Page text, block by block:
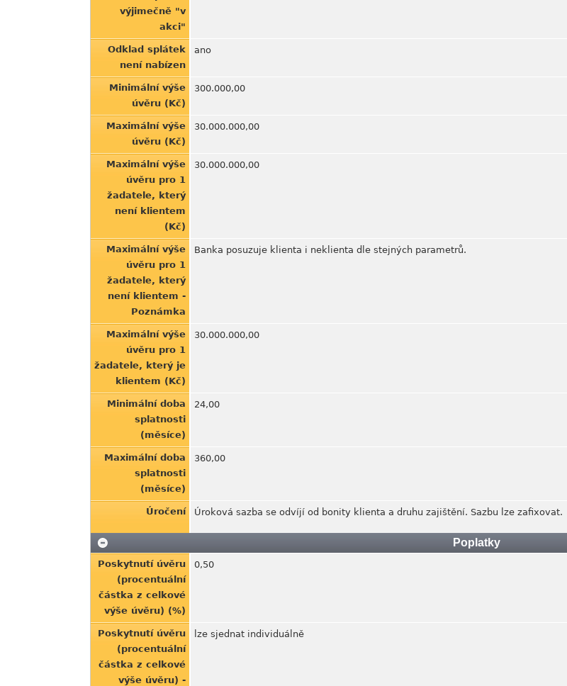
výjimečně "v
akci"
Odklad splátek
není nabízen
ano
Minimální výše
úvěru (Kč)
300.000,00
Maximální výše
úvěru (Kč)
30.000.000,00
Maximální výše
úvěru pro 1
žadatele, který
není klientem
(Kč)
30.000.000,00
Maximální výše
úvěru pro 1
žadatele, který
není klientem -
Poznámka
Banka posuzuje klienta i neklienta dle stejných parametrů.
Maximální výše
úvěru pro 1
žadatele, který je
klientem (Kč)
30.000.000,00
Minimální doba
splatnosti
(měsíce)
24,00
Maximální doba
splatnosti
(měsíce)
360,00
Úročení Úroková sazba se odvíjí od bonity klienta a druhu zajištění. Sazbu lze zafixovat.
Poplatky
Poskytnutí úvěru
(procentuální
částka z celkové
výše úvěru) (%)
0,50
Poskytnutí úvěru
(procentuální
částka z celkové
výše úvěru) -
lze sjednat individuálně